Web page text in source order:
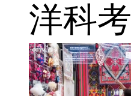
洋科考